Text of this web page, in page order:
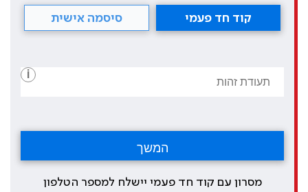
קוד חד פעמי סיסמה אישית
i
מסרון עם קוד חד פעמי יישלח למספר הטלפון